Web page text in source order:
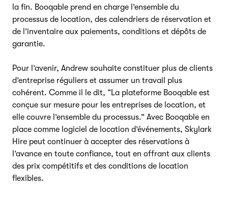
la fin. Booqable prend en charge l’ensemble du
processus de location, des calendriers de réservation et
de l’inventaire aux paiements, conditions et dépôts de
garantie.
Pour l’avenir, Andrew souhaite constituer plus de clients
d’entreprise réguliers et assumer un travail plus
cohérent. Comme il le dit, “La plateforme Booqable est
conçue sur mesure pour les entreprises de location, et
elle couvre l’ensemble du processus.” Avec Booqable en
place comme logiciel de location d’événements, Skylark
Hire peut continuer à accepter des réservations à
l’avance en toute confiance, tout en offrant aux clients
des prix compétitifs et des conditions de location
flexibles.